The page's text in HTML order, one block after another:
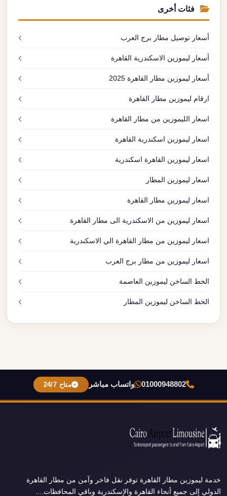
فئات أخرى
أسعار توصيل مطار برج العرب
أسعار ليموزين الاسكندرية القاهرة
أسعار ليموزين مطار القاهرة 2025
ارقام ليموزين مطار القاهرة
اسعار الليموزين من مطار القاهرة
اسعار ليموزين اسكندرية القاهرة
اسعار ليموزين القاهرة اسكندرية
اسعار ليموزين المطار
اسعار ليموزين مطار القاهرة
اسعار ليموزين من الاسكندرية الى مطار القاهرة
اسعار ليموزين من مطار القاهرة الي الاسكندرية
اسعار ليموزين من مطار برج العرب
الخط الساخن ليموزين العاصمة
الخط الساخن ليموزين المطار
01000948802 واتساب مباشر متاح 24/7
خدمة ليموزين مطار القاهرة توفر نقل فاخر وآمن من مطار القاهرة
الدولي إلى جميع أنحاء القاهرة والإسكندرية وباقي المحافظات....